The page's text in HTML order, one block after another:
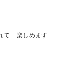
て 楽しめます